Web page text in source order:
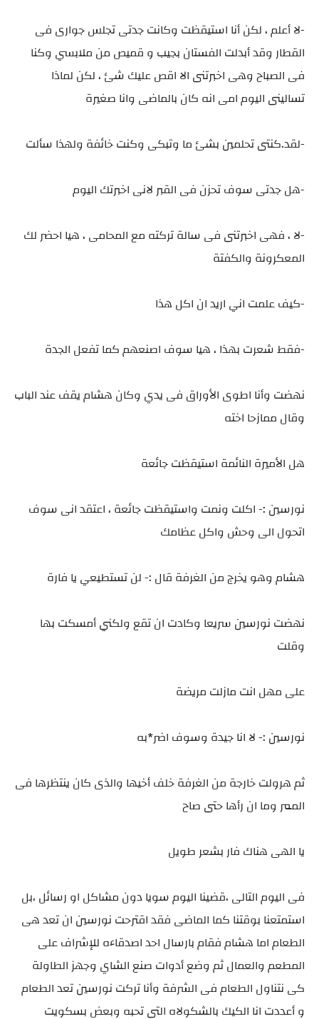
-لا أعلم ، لكن أنا استيقظت وكانت جدتى تجلس جوارى فى
القطار وقد أبدلت الفستان بجيب و قميص من ملابسي وكنا
فى الصباح وهى اخبرتنى الا اقص عليك شئ ، لكن لماذا
تسالينى اليوم امى انه كان بالماضى وانا صغيرة
-لقد.كنتى تحلمين بشئ ما وتبكى وكنت خائفة ولهذا سألت
-هل جدتى سوف تحزن فى القبر لانى اخبرتك اليوم
-لا ، فهى اخبرتنى فى سالة تركته مع المحامى ، هيا احضر لك
المعكرونة والكفتة
-كيف علمت اني اريد ان اكل هذا
-فقط شعرت بهذا ، هيا سوف اصنعهم كما تفعل الجدة
نهضت وأنا اطوى الأوراق فى يدي وكان هشام يقف عند الباب
وقال ممازحا اخته
هل الأميرة النائمة استيقظت جائعة
نورسين :- اكلت ونمت واستيقظت جائعة ، اعتقد انى سوف
اتحول الى وحش واكل عظامك
هشام وهو يخرج من الغرفة قال :- لن تستطيعي يا فارة
نهضت نورسين سريعا وكادت ان تقع ولكني أمسكت بها
وقلت
على مهل انت مازلت مريضة
نورسين :- لا انا جيدة وسوف اضر*به
ثم هرولت خارجة من الغرفة خلف أخيها والذى كان ينتظرها فى
الممر وما ان رأها حتى صاح
يا الهى هناك فار بشعر طويل
فى اليوم التالى ،قضينا اليوم سويا دون مشاكل او رسائل ،بل
استمتعنا بوقتنا كما الماضى فقد اقترحت نورسين ان تعد هى
الطعام اما هشام فقام بارسال احد اصدقاءه للإشراف على
المطعم والعمال ثم وضع أدوات صنع الشاي وجهز الطاولة
كى نتناول الطعام فى الشرفة وأنا تركت نورسين تعد الطعام
و أعددت انا الكيك بالشكولاه التى تحبه وبعض بسكويت